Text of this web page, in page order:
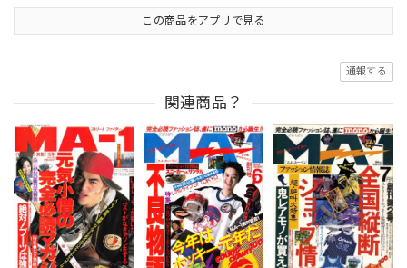
この商品をアプリで見る
通報する
関連商品？